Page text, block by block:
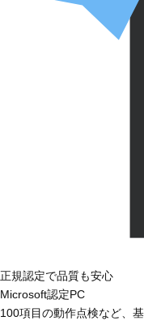
正規認定で品質も安心
Microsoft認定PC
100項目の動作点検など、